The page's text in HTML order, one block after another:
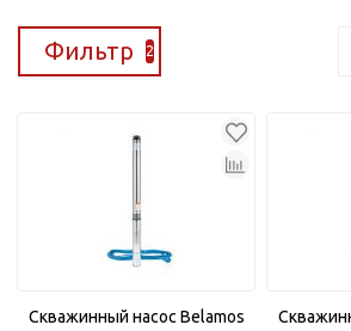
Фильтр 2
Скважинный насос Belamos